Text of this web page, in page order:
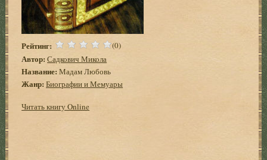
Рейтинг: (0)
Автор: Садкович Микола
Название: Мадам Любовь
Жанр: Биографии и Мемуары
Читать книгу Online